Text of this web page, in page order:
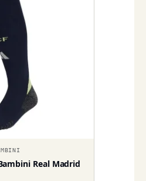
Real Madrid